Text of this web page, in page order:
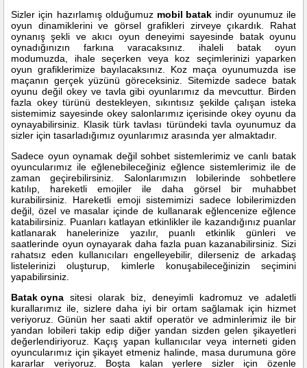
Sizler için hazırlamış olduğumuz mobil batak indir oyunumuz ile
oyun dinamiklerini ve görsel grafikleri zirveye çıkardık. Rahat
oynanış şekli ve akıcı oyun deneyimi sayesinde batak oyunu
oynadığınızın farkına varacaksınız. ihaleli batak oyun
modumuzda, ihale seçerken veya koz seçimlerinizi yaparken
oyun grafiklerimize bayılacaksınız. Koz maça oyunumuzda ise
maçanın gerçek yüzünü göreceksiniz. Sitemizde sadece batak
oyunu değil okey ve tavla gibi oyunlarımız da mevcuttur. Birden
fazla okey türünü destekleyen, sıkıntısız şekilde çalışan isteka
sistemimiz sayesinde okey salonlarımız içerisinde okey oyunu da
oynayabilirsiniz. Klasik türk tavlası türündeki tavla oyunumuz da
sizler için tasarladığımız oyunlarımız arasında yer almaktadır.
Sadece oyun oynamak değil sohbet sistemlerimiz ve canlı batak
oyuncularımız ile eğlenebileceğiniz eğlence sistemlerimiz ile de
zaman geçirebilirsiniz. Salonlarımızın lobilerinde sohbetlere
katılıp, hareketli emojiler ile daha görsel bir muhabbet
kurabilirsiniz. Hareketli emoji sistemimizi sadece lobilerimizden
değil, özel ve masalar içinde de kullanarak eğlencenize eğlence
katabilirsiniz. Puanları katlayan etkinlikler ile kazandığınız puanlar
katlanarak hanelerinize yazılır, puanlı etkinlik günleri ve
saatlerinde oyun oynayarak daha fazla puan kazanabilirsiniz. Sizi
rahatsız eden kullanıcıları engelleyebilir, dilerseniz de arkadaş
listelerinizi oluşturup, kimlerle konuşabileceğinizin seçimini
yapabilirsiniz.
Batak oyna sitesi olarak biz, deneyimli kadromuz ve adaletli
kurallarımız ile, sizlere daha iyi bir ortam sağlamak için hizmet
veriyoruz. Günün her saati aktif operatör ve adminlerimiz ile bir
yandan lobileri takip edip diğer yandan sizden gelen şikayetleri
değerlendiriyoruz. Kaçış yapan kullanıcılar veya interneti giden
oyuncularımız için şikayet etmeniz halinde, masa durumuna göre
kararlar veriyoruz. Boşta kalan yerlere sizler için özenle